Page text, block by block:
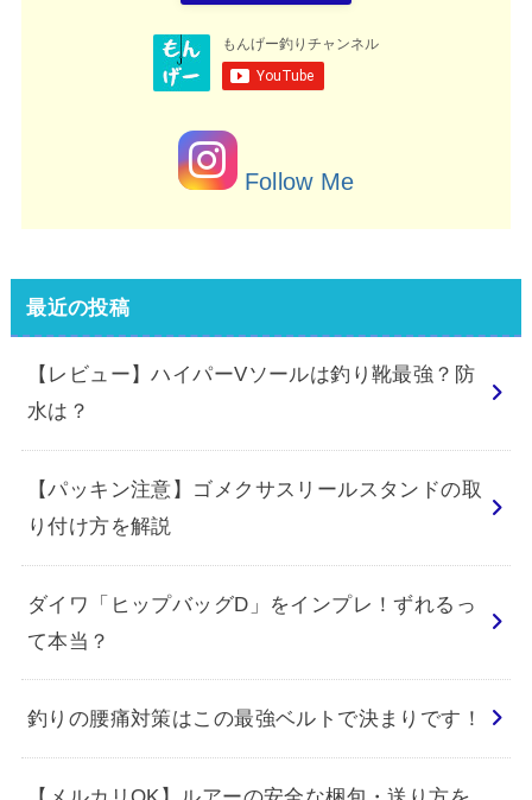
Follow Me
最近の投稿
【レビュー】ハイパーVソールは釣り靴最強？防
水は？
【パッキン注意】ゴメクサスリールスタンドの取
り付け方を解説
ダイワ「ヒップバッグD」をインプレ！ずれるっ
て本当？
釣りの腰痛対策はこの最強ベルトで決まりです！